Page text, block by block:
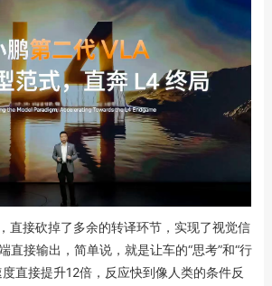
直接砍掉了多余的转译环节，实现了视觉信
直接输出，简单说，就是让车的“思考”和“行
直接提升12倍，反应快到像人类的条件反